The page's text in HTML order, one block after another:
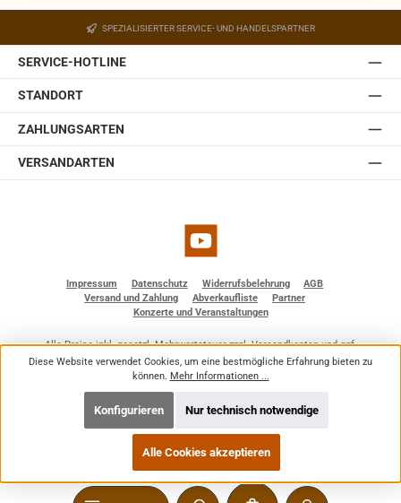
SPEZIALISIERTER SERVICE- UND HANDELSPARTNER
SERVICE-HOTLINE
STANDORT
ZAHLUNGSARTEN
VERSANDARTEN
YouTube
Impressum Datenschutz Widerrufsbelehrung
AGB
Versand und Zahlung
Abverkaufliste
Partner
Konzerte und Veranstaltungen
Alle Preise inkl. gesetzl. Mehrwertsteuer zzgl.Versandkostenund ggf.
Nachnahmegebühren, wenn nicht anders angegeben.
© 2026 BF - Dienstleistungen - Alle Rechte vorbehalten. Theme by
Diese Website verwendet Cookies, um eine bestmögliche Erfahrung bieten zu
können. Mehr Informationen ...
Nur technisch notwendige
Konfigurieren
Alle Cookies akzeptieren